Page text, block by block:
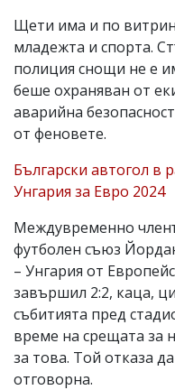
Щети има и по
младежта и спорта.
полиция снощи не е
беше охраняван от
аварийна
от феновете.
Български автогол в
Унгария за Евро 2024
Междувременно
футболен съюз
– Унгария от
завършил 2:2, каца,
събитията пред
време на срещата за
за това. Той отказа
отговорна.